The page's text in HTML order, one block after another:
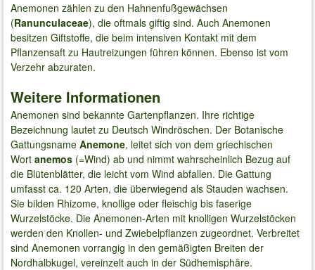
Anemonen zählen zu den Hahnenfußgewächsen
(Ranunculaceae), die oftmals giftig sind. Auch Anemonen
besitzen Giftstoffe, die beim intensiven Kontakt mit dem
Pflanzensaft zu Hautreizungen führen können. Ebenso ist vom
Verzehr abzuraten.
Weitere Informationen
Anemonen sind bekannte Gartenpflanzen. Ihre richtige
Bezeichnung lautet zu Deutsch Windröschen. Der Botanische
Gattungsname Anemone, leitet sich von dem griechischen
Wort anemos (=Wind) ab und nimmt wahrscheinlich Bezug auf
die Blütenblätter, die leicht vom Wind abfallen. Die Gattung
umfasst ca. 120 Arten, die überwiegend als Stauden wachsen.
Sie bilden Rhizome, knollige oder fleischig bis faserige
Wurzelstöcke. Die Anemonen-Arten mit knolligen Wurzelstöcken
werden den Knollen- und Zwiebelpflanzen zugeordnet. Verbreitet
sind Anemonen vorrangig in den gemäßigten Breiten der
Nordhalbkugel, vereinzelt auch in der Südhemisphäre.